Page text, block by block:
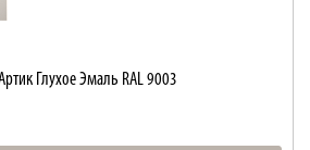
Глухое Эмаль RAL 9003